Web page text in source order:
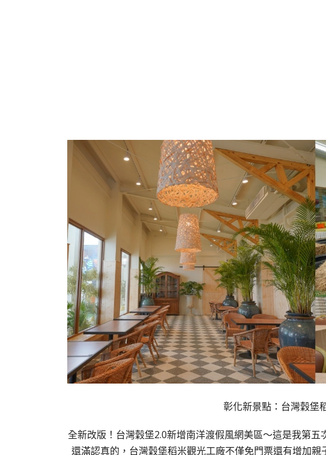
彰化新景點：台灣穀堡
全新改版！台灣穀堡2.0新增南洋渡假風網美區～這是我第
還滿認真的，台灣穀堡稻米觀光工廠不僅免門票還有增加